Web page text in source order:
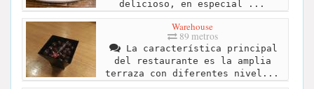
delicioso, en especial ...
Warehouse
89 metros
La característica principal
del restaurante es la amplia
terraza con diferentes nivel...